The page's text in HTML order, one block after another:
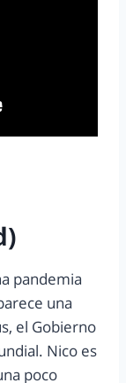
pandemia
una
el Gobierno
Nico es
poco